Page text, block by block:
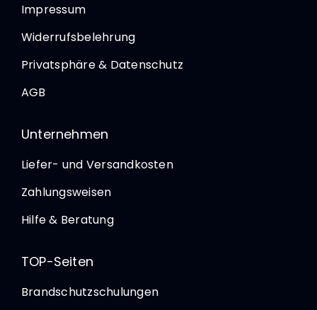
Impressum
Widerrufsbelehrung
Privatsphäre & Datenschutz
AGB
Unternehmen
Liefer- und Versandkosten
Zahlungsweisen
Hilfe & Beratung
TOP-Seiten
Brandschutzschulungen